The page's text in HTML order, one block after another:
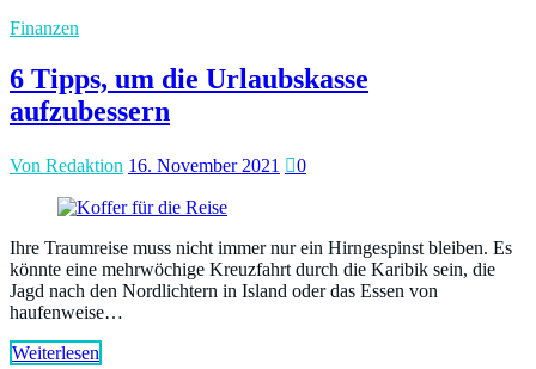
Finanzen
6 Tipps, um die Urlaubskasse
aufzubessern
Von Redaktion 16. November 2021 0
Ihre Traumreise muss nicht immer nur ein Hirngespinst bleiben. Es
könnte eine mehrwöchige Kreuzfahrt durch die Karibik sein, die
Jagd nach den Nordlichtern in Island oder das Essen von
haufenweise…
Weiterlesen